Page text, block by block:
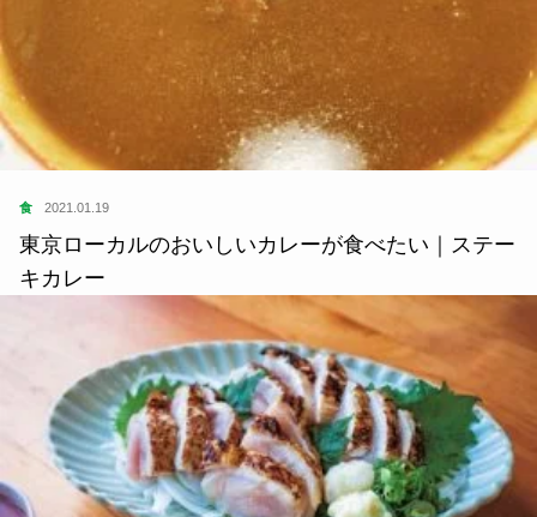
食 2021.01.19
東京ローカルのおいしいカレーが食べたい｜ステー
キカレー